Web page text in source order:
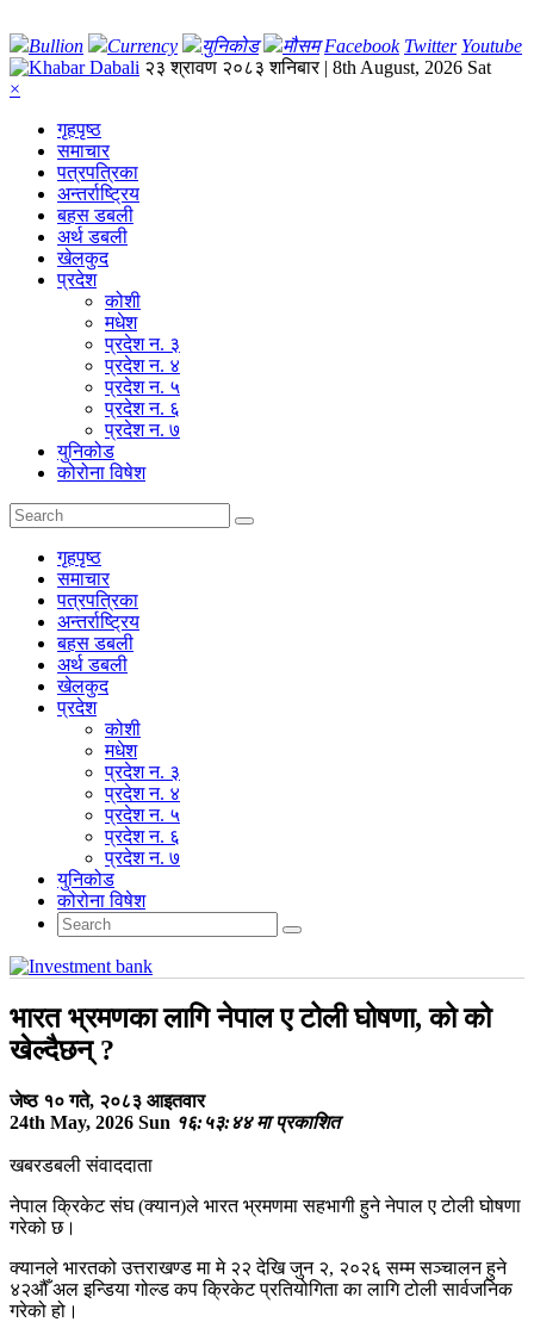
Bullion Currency युनिकोड मौसम Facebook Twitter Youtube
२३ श्रावण २०८३ शनिबार | 8th August, 2026 Sat
×
गृहपृष्‍ठ
समाचार
पत्रपत्रिका
अन्तर्राष्ट्रिय
बहस डबली
अर्थ डबली
खेलकुद
प्रदेश
कोशी
मधेश
प्रदेश न. ३
प्रदेश न. ४
प्रदेश न. ५
प्रदेश न. ६
प्रदेश न. ७
युनिकोड
कोरोना विषेश
गृहपृष्‍ठ
समाचार
पत्रपत्रिका
अन्तर्राष्ट्रिय
बहस डबली
अर्थ डबली
खेलकुद
प्रदेश
कोशी
मधेश
प्रदेश न. ३
प्रदेश न. ४
प्रदेश न. ५
प्रदेश न. ६
प्रदेश न. ७
युनिकोड
कोरोना विषेश
भारत भ्रमणका लागि नेपाल ए टोली घोषणा, को को
खेल्दैछन् ?
जेष्ठ १० गते, २०८३ आइतवार
24th May, 2026 Sun १६:५३:४४ मा प्रकाशित
खबरडबली संवाददाता
नेपाल क्रिकेट संघ (क्यान)ले भारत भ्रमणमा सहभागी हुने नेपाल ए टोली घोषणा
गरेको छ।
क्यानले भारतको उत्तराखण्ड मा मे २२ देखि जुन २, २०२६ सम्म सञ्चालन हुने
४२औँ अल इन्डिया गोल्ड कप क्रिकेट प्रतियोगिता का लागि टोली सार्वजनिक
गरेको हो।